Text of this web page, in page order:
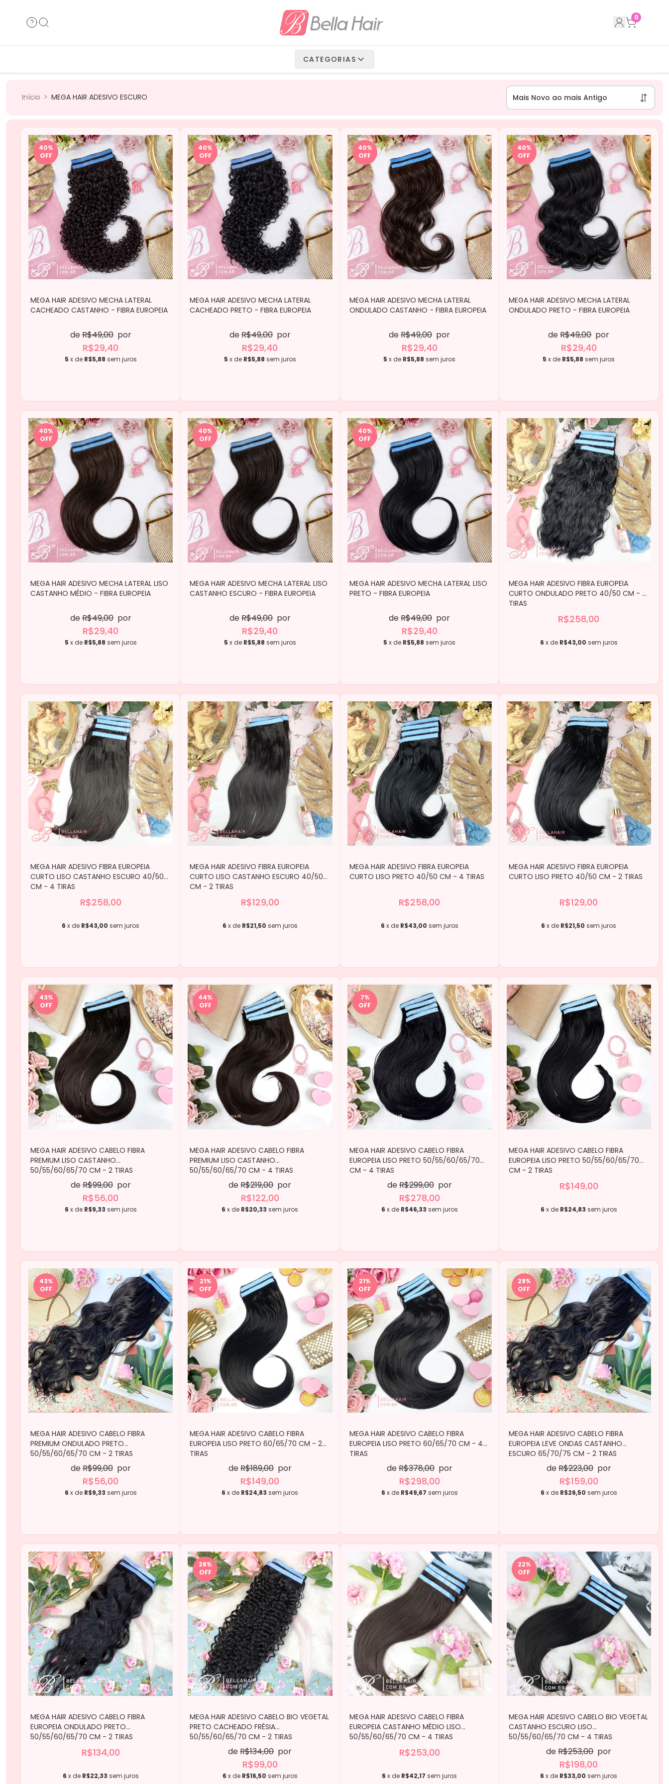
0
CATEGORIAS
Início > MEGA HAIR ADESIVO ESCURO
40%
OFF
MEGA HAIR ADESIVO MECHA LATERAL
CACHEADO CASTANHO - FIBRA EUROPEIA
deR$49,00 por
R$29,40
5 x de R$5,88 sem juros
40%
OFF
MEGA HAIR ADESIVO MECHA LATERAL
CACHEADO PRETO - FIBRA EUROPEIA
deR$49,00 por
R$29,40
5 x de R$5,88 sem juros
40%
OFF
MEGA HAIR ADESIVO MECHA LATERAL
ONDULADO CASTANHO - FIBRA EUROPEIA
deR$49,00 por
R$29,40
5 x de R$5,88 sem juros
40%
OFF
MEGA HAIR ADESIVO MECHA LATERAL
ONDULADO PRETO - FIBRA EUROPEIA
deR$49,00 por
R$29,40
5 x de R$5,88 sem juros
40%
OFF
MEGA HAIR ADESIVO MECHA LATERAL LISO
CASTANHO MÉDIO - FIBRA EUROPEIA
deR$49,00 por
R$29,40
5 x de R$5,88 sem juros
40%
OFF
MEGA HAIR ADESIVO MECHA LATERAL LISO
CASTANHO ESCURO - FIBRA EUROPEIA
deR$49,00 por
R$29,40
5 x de R$5,88 sem juros
40%
OFF
MEGA HAIR ADESIVO MECHA LATERAL LISO
PRETO - FIBRA EUROPEIA
deR$49,00 por
R$29,40
5 x de R$5,88 sem juros
MEGA HAIR ADESIVO FIBRA EUROPEIA
CURTO ONDULADO PRETO 40/50 CM - 4
TIRAS
R$258,00
6 x de R$43,00 sem juros
MEGA HAIR ADESIVO FIBRA EUROPEIA
CURTO LISO CASTANHO ESCURO 40/50
CM - 4 TIRAS
R$258,00
6 x de R$43,00 sem juros
MEGA HAIR ADESIVO FIBRA EUROPEIA
CURTO LISO CASTANHO ESCURO 40/50
CM - 2 TIRAS
R$129,00
6 x de R$21,50 sem juros
MEGA HAIR ADESIVO FIBRA EUROPEIA
CURTO LISO PRETO 40/50 CM - 4 TIRAS
R$258,00
6 x de R$43,00 sem juros
MEGA HAIR ADESIVO FIBRA EUROPEIA
CURTO LISO PRETO 40/50 CM - 2 TIRAS
R$129,00
6 x de R$21,50 sem juros
43%
OFF
MEGA HAIR ADESIVO CABELO FIBRA
PREMIUM LISO CASTANHO
50/55/60/65/70 CM - 2 TIRAS
deR$99,00 por
R$56,00
6 x de R$9,33 sem juros
44%
OFF
MEGA HAIR ADESIVO CABELO FIBRA
PREMIUM LISO CASTANHO
50/55/60/65/70 CM - 4 TIRAS
deR$219,00 por
R$122,00
6 x de R$20,33 sem juros
7%
OFF
MEGA HAIR ADESIVO CABELO FIBRA
EUROPEIA LISO PRETO 50/55/60/65/70
CM - 4 TIRAS
deR$299,00 por
R$278,00
6 x de R$46,33 sem juros
MEGA HAIR ADESIVO CABELO FIBRA
EUROPEIA LISO PRETO 50/55/60/65/70
CM - 2 TIRAS
R$149,00
6 x de R$24,83 sem juros
43%
OFF
MEGA HAIR ADESIVO CABELO FIBRA
PREMIUM ONDULADO PRETO
50/55/60/65/70 CM - 2 TIRAS
deR$99,00 por
R$56,00
6 x de R$9,33 sem juros
21%
OFF
MEGA HAIR ADESIVO CABELO FIBRA
EUROPEIA LISO PRETO 60/65/70 CM - 2
TIRAS
deR$189,00 por
R$149,00
6 x de R$24,83 sem juros
21%
OFF
MEGA HAIR ADESIVO CABELO FIBRA
EUROPEIA LISO PRETO 60/65/70 CM - 4
TIRAS
deR$378,00 por
R$298,00
6 x de R$49,67 sem juros
29%
OFF
MEGA HAIR ADESIVO CABELO FIBRA
EUROPEIA LEVE ONDAS CASTANHO
ESCURO 65/70/75 CM - 2 TIRAS
deR$223,00 por
R$159,00
6 x de R$26,50 sem juros
MEGA HAIR ADESIVO CABELO FIBRA
EUROPEIA ONDULADO PRETO
50/55/60/65/70 CM - 2 TIRAS
R$134,00
6 x de R$22,33 sem juros
26%
OFF
MEGA HAIR ADESIVO CABELO BIO VEGETAL
PRETO CACHEADO FRÉSIA
50/55/60/65/70 CM - 2 TIRAS
deR$134,00 por
R$99,00
6 x de R$16,50 sem juros
MEGA HAIR ADESIVO CABELO FIBRA
EUROPEIA CASTANHO MÉDIO LISO
50/55/60/65/70 CM - 4 TIRAS
R$253,00
6 x de R$42,17 sem juros
22%
OFF
MEGA HAIR ADESIVO CABELO BIO VEGETAL
CASTANHO ESCURO LISO
50/55/60/65/70 CM - 4 TIRAS
deR$253,00 por
R$198,00
6 x de R$33,00 sem juros